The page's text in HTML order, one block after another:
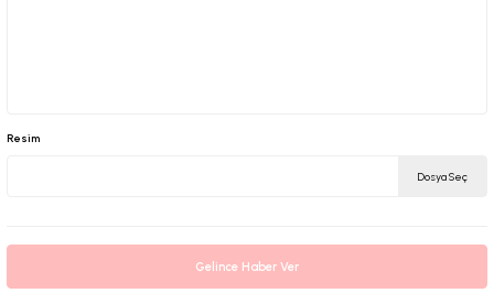
Resim
Dosya Seç
Gelince Haber Ver